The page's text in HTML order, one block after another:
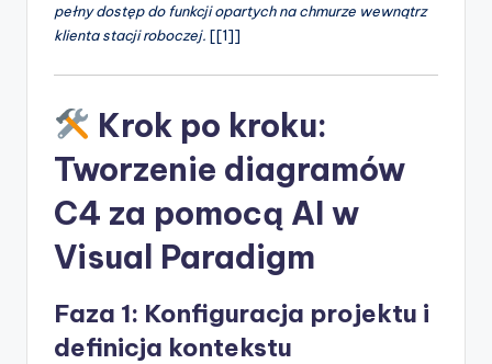
pełny dostęp do funkcji opartych na chmurze wewnątrz
klienta stacji roboczej. [[1]]
Krok po kroku:
Tworzenie diagramów
C4 za pomocą AI w
Visual Paradigm
Faza 1: Konfiguracja projektu i
definicja kontekstu